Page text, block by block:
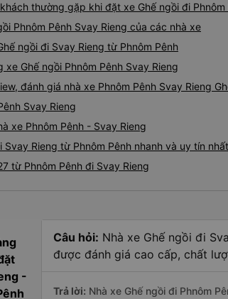
thường gặp khi đặt xe Ghế ngồi đi Phnôm
Phnôm Pênh Svay Rieng của các nhà xe
ngồi đi Svay Rieng từ Phnôm Pênh
xe Ghế ngồi Phnôm Pênh Svay Rieng
đánh giá nhà xe Phnôm Pênh Svay Rieng
Svay Rieng
xe Phnôm Pênh - Svay Rieng
Rieng từ Phnôm Pênh nhanh và uy tín nhất
từ Phnôm Pênh đi Svay Rieng
-
Câu hỏi: Nhà xe Ghế ngồi đi
được đánh giá cao cấp, chất
Trả lời: Nhà xe Ghế ngồi đi Phnôm